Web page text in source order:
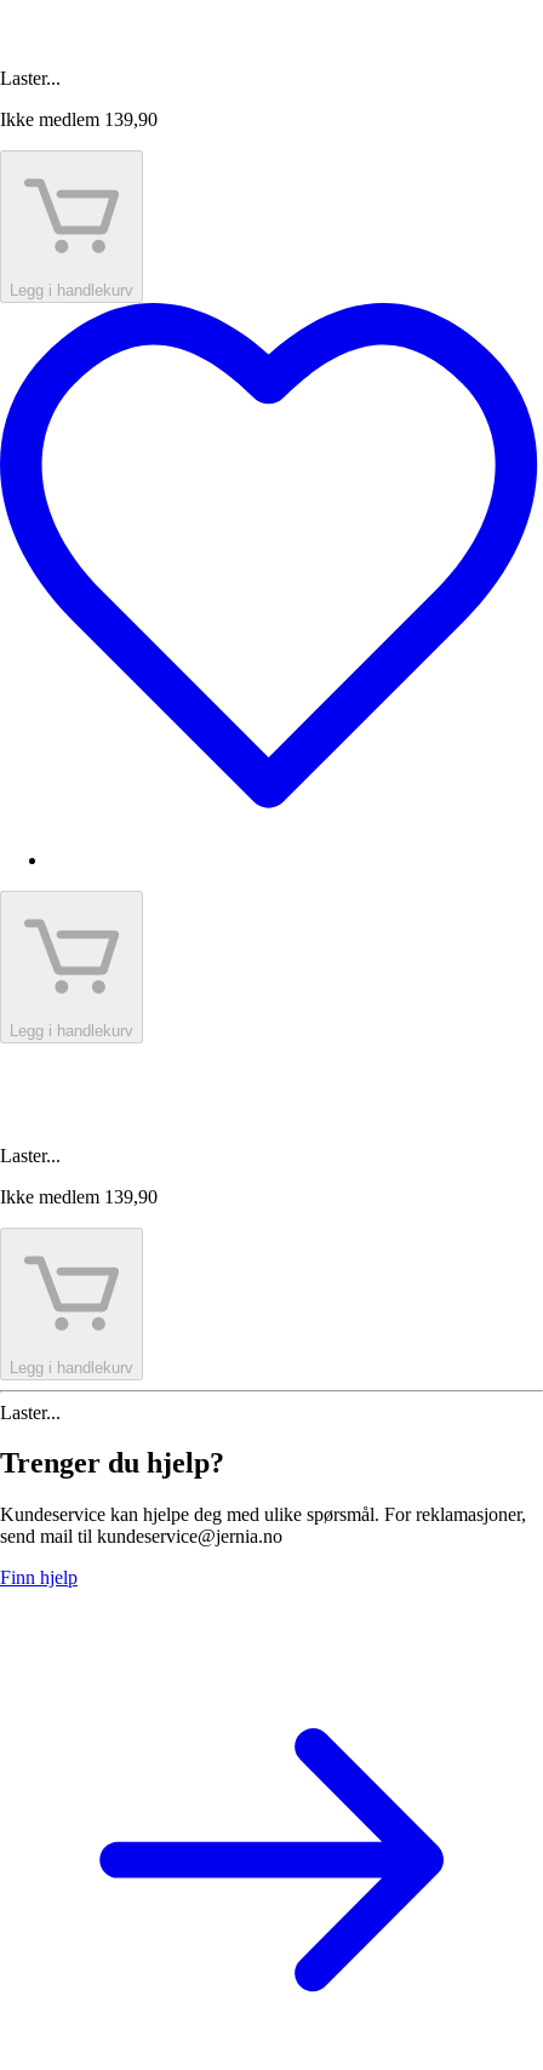
Laster...
Ikke medlem 139,90
Legg i handlekurv
Legg i handlekurv
Laster...
Ikke medlem 139,90
Legg i handlekurv
Laster...
Trenger du hjelp?
Kundeservice kan hjelpe deg med ulike spørsmål. For reklamasjoner,
send mail til kundeservice@jernia.no
Finn hjelp